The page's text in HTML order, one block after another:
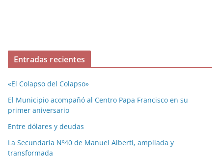
Entradas recientes
«El Colapso del Colapso»
El Municipio acompañó al Centro Papa Francisco en su
primer aniversario
Entre dólares y deudas
La Secundaria Nº40 de Manuel Alberti, ampliada y
transformada